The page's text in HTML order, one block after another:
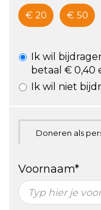
€ 20 € 50
Ik wil
betaal € 0,40
Ik wil niet
Doneren als
Voornaam*